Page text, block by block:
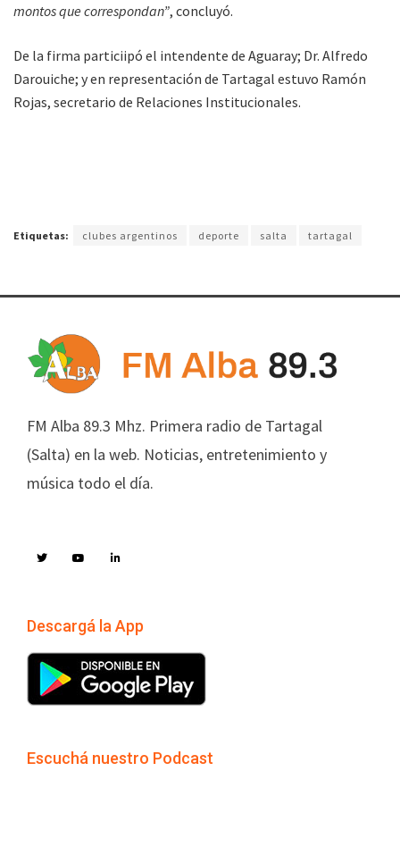
montos que correspondan”, concluyó.
De la firma particiipó el intendente de Aguaray; Dr. Alfredo
Darouiche; y en representación de Tartagal estuvo Ramón
Rojas, secretario de Relaciones Institucionales.
Etiquetas: clubes argentinos deporte salta tartagal
FM Alba 89.3 Mhz. Primera radio de Tartagal
(Salta) en la web. Noticias, entretenimiento y
música todo el día.
Descargá la App
Escuchá nuestro Podcast